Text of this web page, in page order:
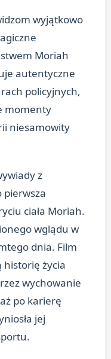
wyjątkowo
Moriah
autentyczne
policyjnych,
momenty
niesamowity
z
pierwsza
ciała Moriah.
wglądu w
dnia. Film
historię życia
wychowanie
po karierę
jej